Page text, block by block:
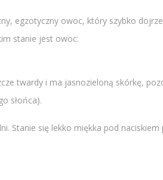
egzotyczny owoc, który szybko
stanie jest owoc:
twardy i ma jasnozieloną skórkę,
słońca).
Stanie się lekko miękka pod